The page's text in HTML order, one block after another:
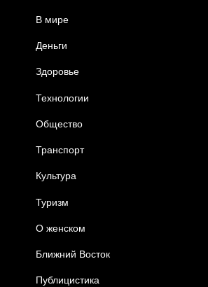
В мире
Деньги
Здоровье
Технологии
Общество
Транспорт
Культура
Туризм
О женском
Ближний Восток
Публицистика